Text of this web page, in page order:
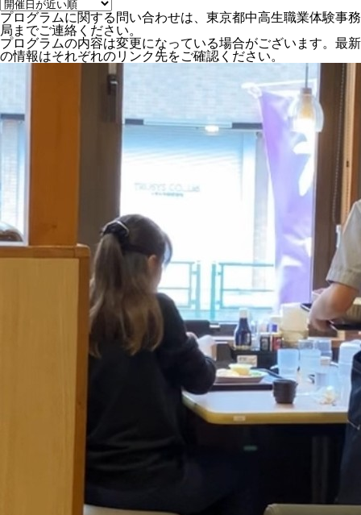
プログラムに関する問い合わせは、東京都中高生職業体験事務
局までご連絡ください。
プログラムの内容は変更になっている場合がございます。最新
の情報はそれぞれのリンク先をご確認ください。